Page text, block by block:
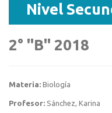
Nivel
2° "B" 2018
Materia: Biología
Profesor: Sánchez, Karina